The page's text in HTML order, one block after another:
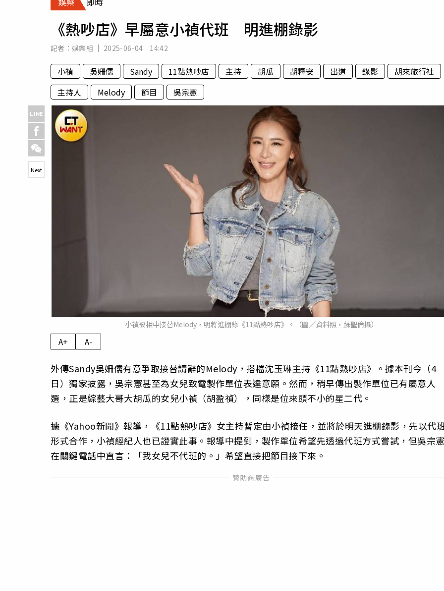
專欄
房產新勢力
運勢
梅酒
《熱吵店》早屬意小禎代班 明進棚錄影
記者： 娛樂組 2025-06-04 14:42
小禎 吳姍儒 Sandy 11點熱吵店 主持 胡瓜 胡釋安 出道 錄影
胡來旅行社
主持人
Melody 節目 吳宗憲
小禎被相中接替Melody，明將進棚錄《11點熱吵店》。（圖／資料照，蘇聖倫攝）
Next
A+ A-
外傳Sandy吳姍儒有意爭取接替請辭的Melody，搭檔沈玉琳主持《11點熱吵店》。據本刊今（4
日）獨家披露，吳宗憲甚至為女兒致電製作單位表達意願。然而，稍早傳出製作單位已有屬意人
選，正是綜藝大哥大胡瓜的女兒小禎（胡盈禎），同樣是位來頭不小的星二代。
據《Yahoo新聞》報導，《11點熱吵店》女主持暫定由小禎接任，並將於明天進棚錄影，先以代
形式合作，小禎經紀人也已證實此事。報導中提到，製作單位希望先透過代班方式嘗試，但吳宗
在關鍵電話中直言：「我女兒不代班的。」希望直接把節目接下來。